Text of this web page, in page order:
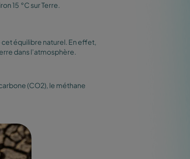
15 °C sur Terre.
équilibre naturel. En effet,
dans l’atmosphère.
(CO2), le méthane